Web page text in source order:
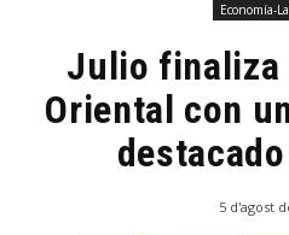
Economía-
Julio finaliza
Oriental con
5 d'agost